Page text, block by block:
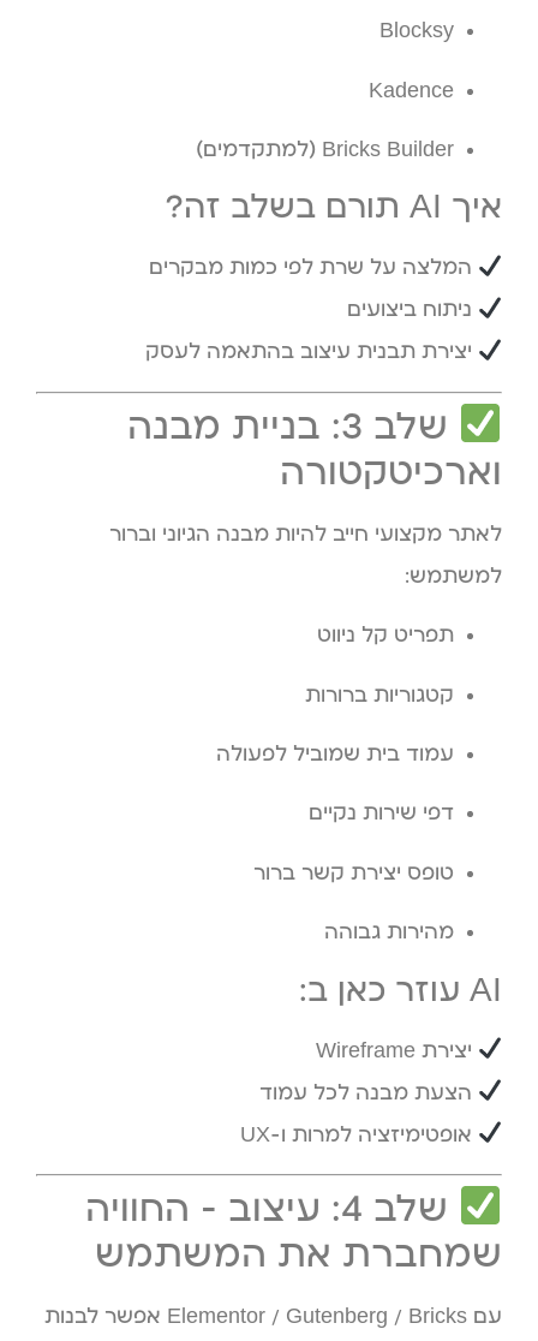
Blocksy
Kadence
Bricks Builder (למתקדמים)
איך AI תורם בשלב זה?
המלצה על שרת לפי כמות מבקרים
ניתוח ביצועים
יצירת תבנית עיצוב בהתאמה לעסק
שלב 3: בניית מבנה
וארכיטקטורה
לאתר מקצועי חייב להיות מבנה הגיוני וברור
למשתמש:
תפריט קל ניווט
קטגוריות ברורות
עמוד בית שמוביל לפעולה
דפי שירות נקיים
טופס יצירת קשר ברור
מהירות גבוהה
AI עוזר כאן ב:
יצירת Wireframe
הצעת מבנה לכל עמוד
אופטימיזציה למרות ו-UX
שלב 4: עיצוב – החוויה
שמחברת את המשתמש
עם Elementor / Gutenberg / Bricks אפשר לבנות